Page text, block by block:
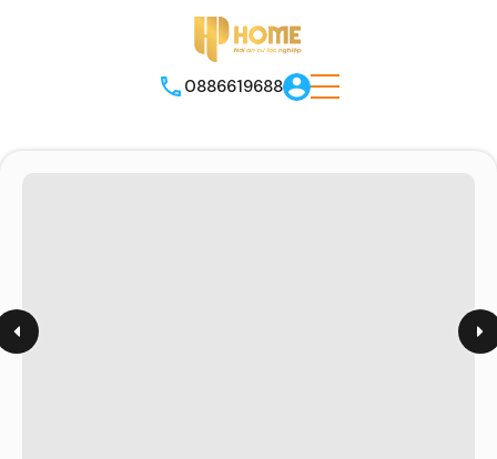
0886619688